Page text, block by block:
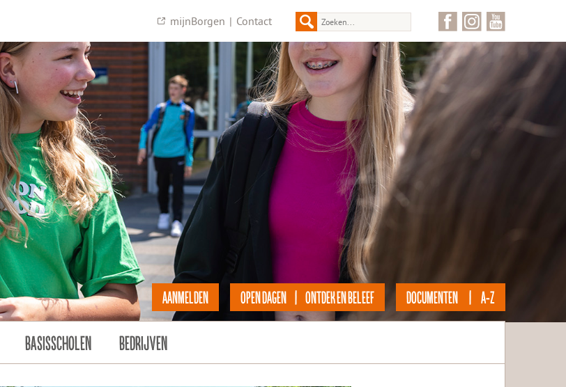
mijnBorgen | Contact
DOCUMENTEN | A-Z
OPEN DAGEN | ONTDEK EN BELEEF
AANMELDEN
BASISSCHOLEN BEDRIJVEN